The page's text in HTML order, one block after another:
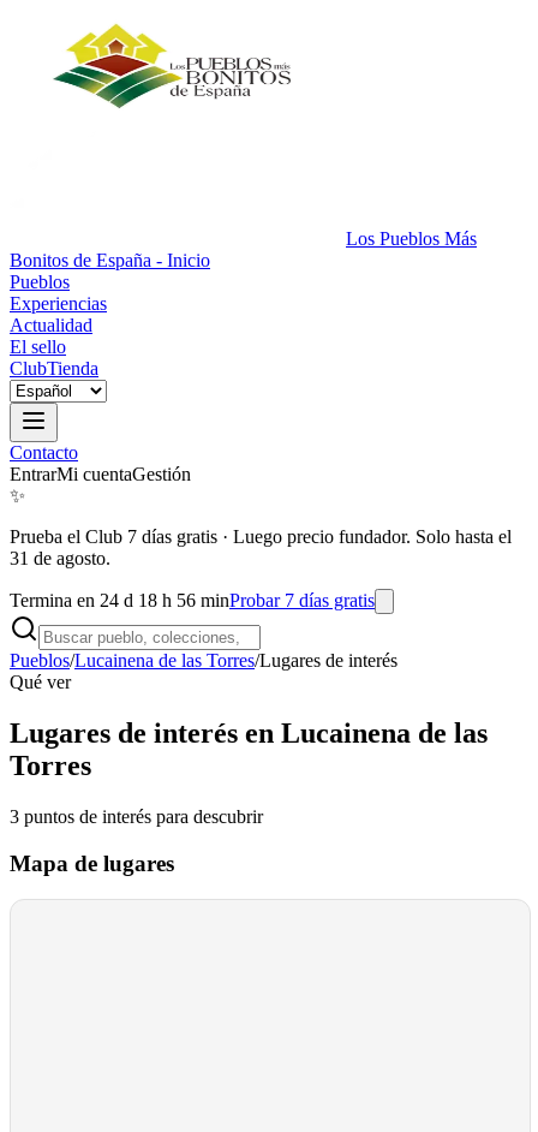
Los Pueblos Más
Bonitos de España - Inicio
Pueblos
Experiencias
Actualidad
El sello
ClubTienda
Contacto
EntrarMi cuentaGestión
✨
Prueba el Club 7 días gratis · Luego precio fundador. Solo hasta el
31 de agosto.
Termina en 24 d 18 h 56 minProbar 7 días gratis
Pueblos/Lucainena de las Torres/Lugares de interés
Qué ver
Lugares de interés en Lucainena de las
Torres
3 puntos de interés para descubrir
Mapa de lugares